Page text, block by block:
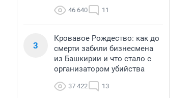
46 640 11
3
Кровавое Рождество: как до
смерти забили бизнесмена
из Башкирии и что стало с
организатором убийства
37 422 13